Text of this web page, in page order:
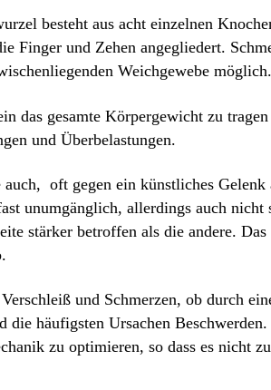
besteht aus acht einzelnen
Finger und Zehen angegliedert.
Weichgewebe möglich.
das gesamte Körpergewicht zu
und Überbelastungen.
oft gegen ein künstliches Gelenk
unumgänglich, allerdings auch
stärker betroffen als die andere.
und Schmerzen, ob durch
die häufigsten Ursachen
zu optimieren, so dass es nicht